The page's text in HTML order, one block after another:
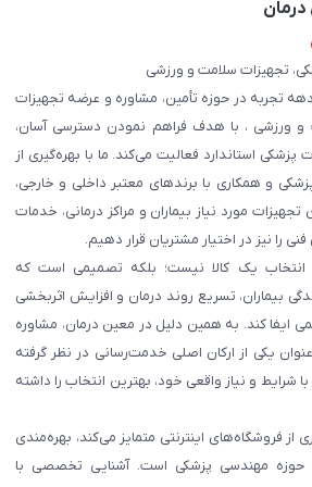
تجهیزات سلامت و ورزشی
تجربه در حوزه تأمین، مشاوره و عرضه تجهیزات
و ورزشی ، با هدف فراهم نمودن دسترسی آسان،
استاندارد فعالیت می‌کند. ما با بهره‌گیری از
و همکاری با برندهای معتبر داخلی و خارجی،
مورد نیاز بیماران و مراکز درمانی، خدمات
را نیز در اختیار مشتریان قرار دهیم.
انتخاب یک کالا نیست؛ بلکه تصمیمی است که
بیماران، تسریع روند درمان و افزایش اثربخشی
ایفا کند. به همین دلیل در معین درمان، مشاوره
یکی از ارکان اصلی خدمت‌رسانی در نظر گرفته
شرایط و نیاز واقعی خود، بهترین انتخاب را داشته
از فروشگاه‌های اینترنتی متمایز می‌کند، بهره‌مندی
حوزه مهندسی پزشکی است. آشنایی تخصصی با